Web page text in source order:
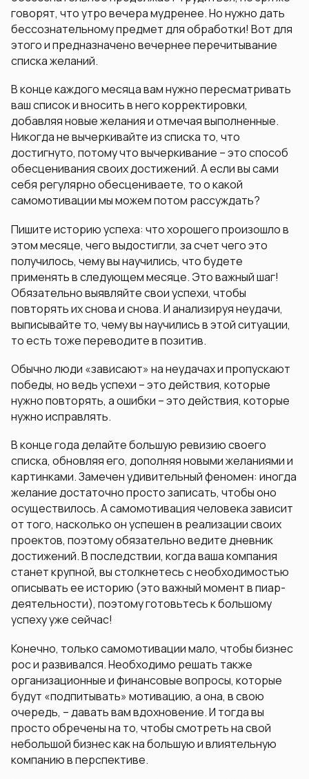
говорят, что утро вечера мудренее. Но нужно дать
бессознательному предмет для обработки! Вот для
этого и предназначено вечернее перечитывание
списка желаний.
В конце каждого месяца вам нужно пересматривать
ваш список и вносить в него корректировки,
добавляя новые желания и отмечая выполненные.
Никогда не вычеркивайте из списка то, что
достигнуто, потому что вычеркивание – это способ
обесценивания своих достижений. А если вы сами
себя регулярно обесцениваете, то о какой
самомотивации мы можем потом рассуждать?
Пишите историю успеха: что хорошего произошло в
этом месяце, чего выдостигли, за счет чего это
получилось, чему вы научились, что будете
применять в следующем месяце. Это важный шаг!
Обязательно выявляйте свои успехи, чтобы
повторять их снова и снова. И анализируя неудачи,
выписывайте то, чему вы научились в этой ситуации,
то есть тоже переводите в позитив.
Обычно люди «зависают» на неудачах и пропускают
победы, но ведь успехи – это действия, которые
нужно повторять, а ошибки – это действия, которые
нужно исправлять.
В конце года делайте большую ревизию своего
списка, обновляя его, дополняя новыми желаниями и
картинками. Замечен удивительный феномен: иногда
желание достаточно просто записать, чтобы оно
осуществилось. А самомотивация человека зависит
от того, насколько он успешен в реализации своих
проектов, поэтому обязательно ведите дневник
достижений. В последствии, когда ваша компания
станет крупной, вы столкнетесь с необходимостью
описывать ее историю (это важный момент в пиар-
деятельности), поэтому готовьтесь к большому
успеху уже сейчас!
Конечно, только самомотивации мало, чтобы бизнес
рос и развивался. Необходимо решать также
организационные и финансовые вопросы, которые
будут «подпитывать» мотивацию, а она, в свою
очередь, – давать вам вдохновение. И тогда вы
просто обречены на то, чтобы смотреть на свой
небольшой бизнес как на большую и влиятельную
компанию в перспективе.